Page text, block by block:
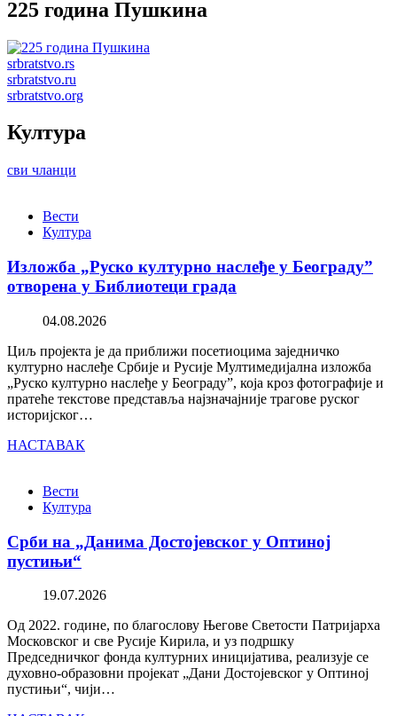
225 година Пушкина
srbratstvo.rs
srbratstvo.ru
srbratstvo.org
Култура
сви чланци
Вести
Култура
Изложба „Руско културно наслеђе у Београду”
отворена у Библиотеци града
04.08.2026
Циљ пројекта је да приближи посетиоцима заједничко
културно наслеђе Србије и Русије Мултимедијална изложба
„Руско културно наслеђе у Београду”, која кроз фотографије и
пратеће текстове представља најзначајније трагове руског
историјског…
НАСТАВАК
Вести
Култура
Срби на „Данима Достојевског у Оптиној
пустињи“
19.07.2026
Од 2022. године, по благослову Његове Светости Патријарха
Московског и све Русије Кирила, и уз подршку
Председничког фонда културних иницијатива, реализује се
духовно-образовни пројекат „Дани Достојевског у Оптиној
пустињи“, чији…